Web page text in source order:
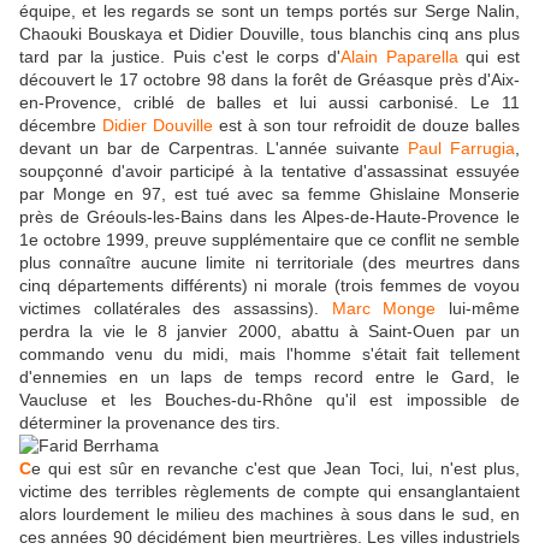
équipe, et les regards se sont un temps portés sur Serge Nalin,
Chaouki Bouskaya et Didier Douville, tous blanchis cinq ans plus
tard par la justice. Puis c'est le corps d'Alain Paparella qui est
découvert le 17 octobre 98 dans la forêt de Gréasque près d'Aix-
en-Provence, criblé de balles et lui aussi carbonisé. Le 11
décembre Didier Douville est à son tour refroidit de douze balles
devant un bar de Carpentras. L'année suivante Paul Farrugia
soupçonné d'avoir participé à la tentative d'assassinat essuyée
par Monge en 97, est tué avec sa femme Ghislaine Monserie
près de Gréouls-les-Bains dans les Alpes-de-Haute-Provence le
1e octobre 1999, preuve supplémentaire que ce conflit ne semble
plus connaître aucune limite ni territoriale (des meurtres dans
cinq départements différents) ni morale (trois femmes de voyou
victimes collatérales des assassins). Marc Monge lui-même
perdra la vie le 8 janvier 2000, abattu à Saint-Ouen par un
commando venu du midi, mais l'homme s'était fait tellement
d'ennemies en un laps de temps record entre le Gard, le
Vaucluse et les Bouches-du-Rhône qu'il est impossible de
déterminer la provenance des tirs.
Ce qui est sûr en revanche c'est que Jean Toci, lui, n'est plus,
victime des terribles règlements de compte qui ensanglantaient
alors lourdement le milieu des machines à sous dans le sud, en
ces années 90 décidément bien meurtrières. Les villes industriels